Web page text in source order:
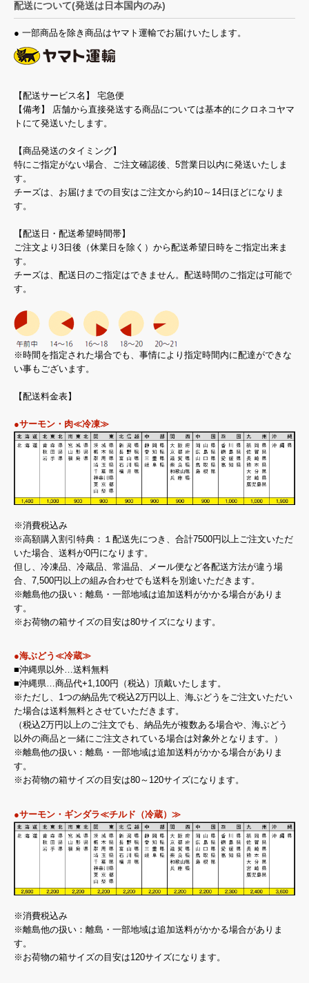
配送について(発送は日本国内のみ)
● 一部商品を除き商品はヤマト運輸でお届けいたします。
【配送サービス名】 宅急便
【備考】 店舗から直接発送する商品については基本的にクロネコヤマ
トにて発送いたします。
【商品発送のタイミング】
特にご指定がない場合、ご注文確認後、5営業日以内に発送いたしま
す。
チーズは、お届けまでの目安はご注文から約10～14日ほどになりま
す。
【配送日・配送希望時間帯】
ご注文より3日後（休業日を除く）から配送希望日時をご指定出来ま
す。
チーズは、配送日のご指定はできません。配送時間のご指定は可能で
す。
※時間を指定された場合でも、事情により指定時間内に配達ができな
い事もございます。
【配送料金表】
●サーモン・肉≪冷凍≫
※消費税込み
※高額購入割引特典：１配送先につき、合計7500円以上ご注文いただ
いた場合、送料が0円になります。
但し、冷凍品、冷蔵品、常温品、メール便など各配送方法が違う場
合、7,500円以上の組み合わせでも送料を別途いただきます。
※離島他の扱い：離島・一部地域は追加送料がかかる場合がありま
す。
※お荷物の箱サイズの目安は80サイズになります。
●海ぶどう≪冷蔵≫
■沖縄県以外…送料無料
■沖縄県…商品代+1,100円（税込）頂戴いたします。
※ただし、1つの納品先で税込2万円以上、海ぶどうをご注文いただい
た場合は送料無料とさせていただきます。
（税込2万円以上のご注文でも、納品先が複数ある場合や、海ぶどう
以外の商品と一緒にご注文されている場合は対象外となります。）
※離島他の扱い：離島・一部地域は追加送料がかかる場合がありま
す。
※お荷物の箱サイズの目安は80～120サイズになります。
●サーモン・ギンダラ≪チルド（冷蔵）≫
※消費税込み
※離島他の扱い：離島・一部地域は追加送料がかかる場合がありま
す。
※お荷物の箱サイズの目安は120サイズになります。